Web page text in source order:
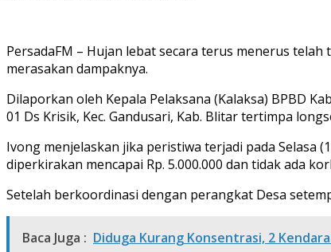
PersadaFM – Hujan lebat secara terus menerus
merasakan dampaknya.
Dilaporkan oleh Kepala Pelaksana (Kalaksa) BPBD
01 Ds Krisik, Kec. Gandusari, Kab. Blitar tertimpa
Ivong menjelaskan jika peristiwa terjadi pada Selasa
diperkirakan mencapai Rp. 5.000.000 dan tidak ada
Setelah berkoordinasi dengan perangkat Desa
Baca Juga : Diduga Kurang Konsentrasi, 2